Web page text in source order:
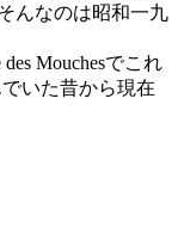
んなのは昭和一九
Mouchesでこれ
いた昔から現在